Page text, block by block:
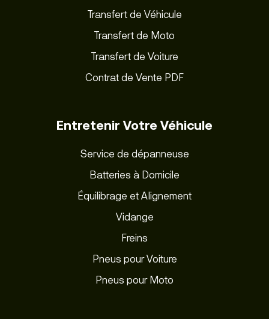
Transfert de Véhicule
Transfert de Moto
Transfert de Voiture
Contrat de Vente PDF
Entretenir Votre Véhicule
Service de dépanneuse
Batteries à Domicile
Équilibrage et Alignement
Vidange
Freins
Pneus pour Voiture
Pneus pour Moto